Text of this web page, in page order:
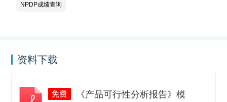
NPDP成绩查询
资料下载